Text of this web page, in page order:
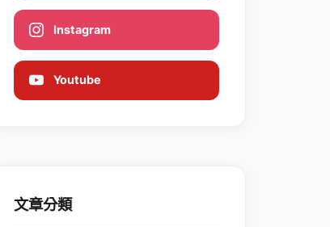
Instagram
Youtube
文章分類